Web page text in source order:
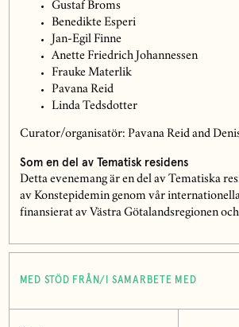
Gustaf Broms
Benedikte Esperi
Jan-Egil Finne
Anette Friedrich Johannessen
Frauke Materlik
Pavana Reid
Linda Tedsdotter
Curator/organisatör: Pavana Reid and
Som en del av Tematisk residens
Detta evenemang är en del av Tematiska
av Konstepidemin genom vår
finansierat av Västra Götalandsregionen
MED STÖD FRÅN/I SAMARBETE MED